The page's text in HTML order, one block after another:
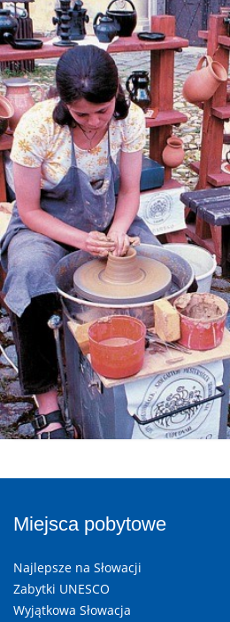
Miejsca pobytowe
Najlepsze na Słowacji
Zabytki UNESCO
Wyjątkowa Słowacja